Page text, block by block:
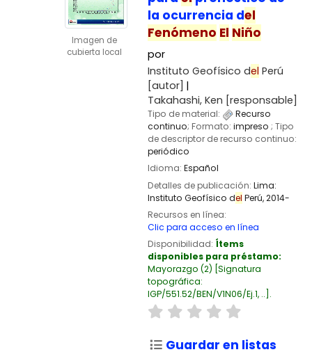
Imagen de
cubierta local
la ocurrencia del
Fenómeno El Niño
por
Instituto Geofísico del Perú
[autor]
Takahashi, Ken [responsable]
Tipo de material:
Recurso
continuo; Formato: impreso ; Tipo
de descriptor de recurso continuo:
periódico
Idioma: Español
Detalles de publicación: Lima:
Instituto Geofísico del Perú,2014-
Recursos en línea:
Clic para acceso en línea
Disponibilidad: Ítems
disponibles para préstamo:
Mayorazgo (2) Signatura
topográfica:
IGP/551.52/BEN/V1N06/Ej.1, .. .
Guardar en listas